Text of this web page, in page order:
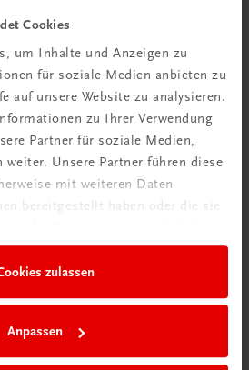
Cookies
um Inhalte und Anzeigen zu
für soziale Medien anbieten zu
auf unsere Website zu analysieren.
zu Ihrer Verwendung
Partner für soziale Medien,
weiter. Unsere Partner führen diese
mit weiteren Daten
bereitgestellt haben oder die sie
zulassen
Anpassen
die mit Leichtigkeit Gerichte
und uns alle sofort mit
Lachen verzaubert hat.